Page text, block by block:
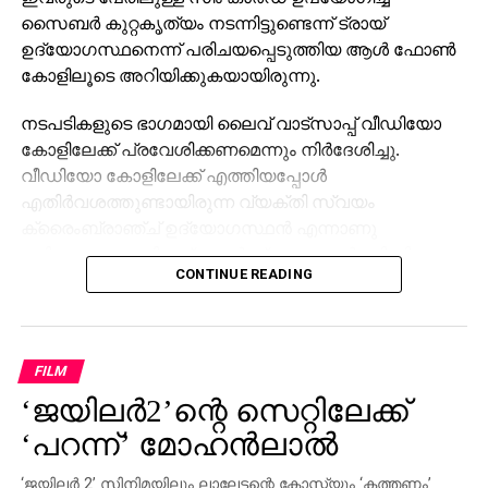
സൈബര്‍ കുറ്റകൃത്യം നടന്നിട്ടുണ്ടെന്ന് ട്രായ്
ഉദ്യോഗസ്ഥനെന്ന് പരിചയപ്പെടുത്തിയ ആള്‍ ഫോണ്‍
കോളിലൂടെ അറിയിക്കുകയായിരുന്നു.
നടപടികളുടെ ഭാഗമായി ലൈവ് വാട്‌സാപ്പ് വീഡിയോ
കോളിലേക്ക് പ്രവേശിക്കണമെന്നും നിര്‍ദേശിച്ചു.
വീഡിയോ കോളിലേക്ക് എത്തിയപ്പോള്‍
എതിര്‍വശത്തുണ്ടായിരുന്ന വ്യക്തി സ്വയം
പരിചയപ്പെടുത്തിയത്. തുടര്‍ന്ന്, മറ്റൊരാള്‍ സിബിഐ
ഉദ്യോഗസ്ഥന്‍ എന്ന് പറഞ്ഞു വിഡിയോ കോളില്‍
നേരിടുകയാണെന്നും ബാങ്ക് അക്കൗണ്ട് വിശദാംശങ്ങള്‍
ഉടന്‍ നല്‍കണമെന്നും അറിയിച്ചു.
അക്കൗണ്ടിലുള്ള പണം മുഴുവന്‍ ‘സുപ്രീംകോടതിയുടെ
നിരീക്ഷണത്തിലുള്ള പ്രത്യേക അക്കൗണ്ടിലേക്ക്’ ഉടന്‍
മാറ്റണമെന്നാണ് ഇവര്‍ ആവശ്യപ്പെട്ടത്. സംശയം
CONTINUE READING
FILM
‘ജയിലര്‍2’ന്റെ സെറ്റിലേക്ക്
‘പറന്ന്’ മോഹന്‍ലാല്‍
‘ജയിലര്‍ 2’ സിനിമയിലും ലാലേട്ടന്റെ കോസ്റ്റ്യൂം ‘കത്തണം’